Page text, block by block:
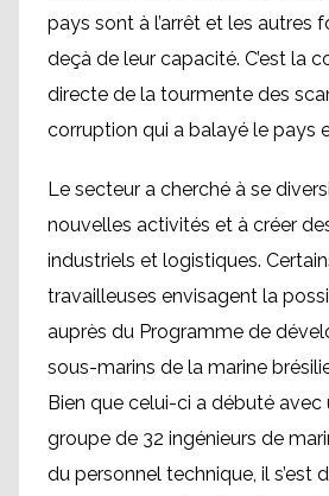
pays sont à l’arrêt et les autres
deçà de leur capacité. C’est la
directe de la tourmente des
corruption qui a balayé le pays
Le secteur a cherché à se
nouvelles activités et à créer
industriels et logistiques.
travailleuses envisagent la
auprès du Programme de
sous-marins de la marine
Bien que celui-ci a débuté
groupe de 32 ingénieurs de
du personnel technique, il s’est